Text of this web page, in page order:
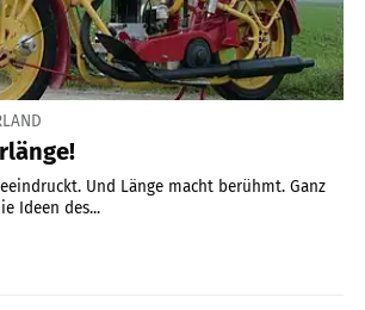
Und Länge macht berühmt. Ganz
Ideen des...